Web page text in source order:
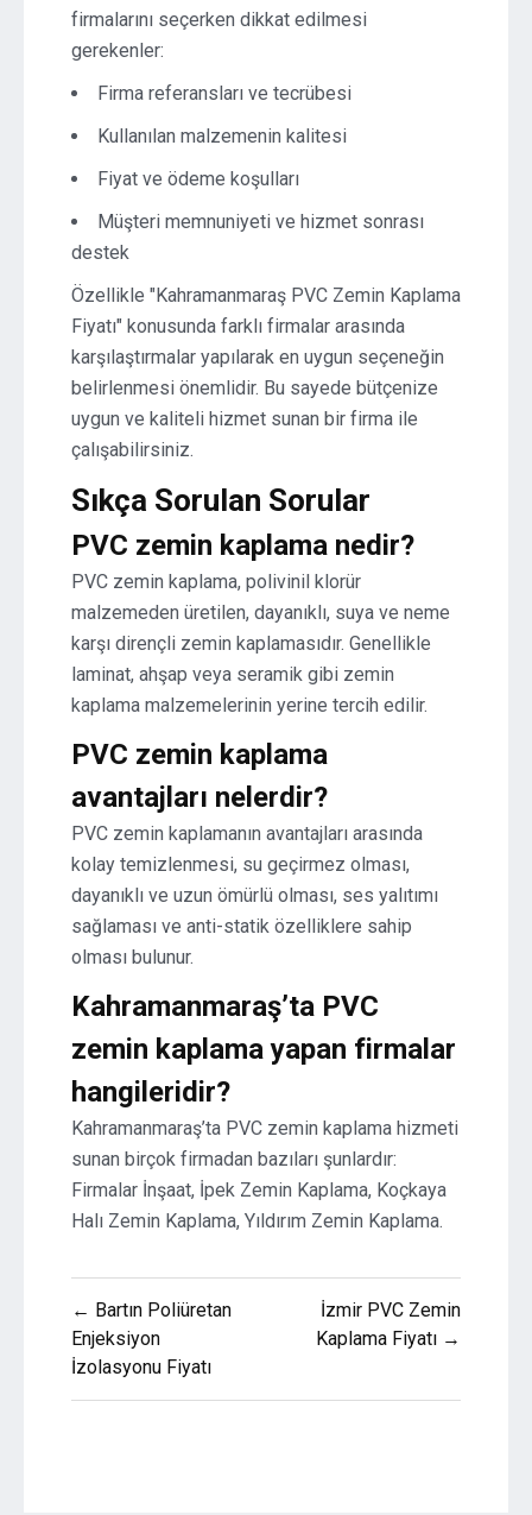
firmalarını seçerken dikkat edilmesi
gerekenler:
Firma referansları ve tecrübesi
Kullanılan malzemenin kalitesi
Fiyat ve ödeme koşulları
Müşteri memnuniyeti ve hizmet sonrası
destek
Özellikle "Kahramanmaraş PVC Zemin Kaplama
Fiyatı" konusunda farklı firmalar arasında
karşılaştırmalar yapılarak en uygun seçeneğin
belirlenmesi önemlidir. Bu sayede bütçenize
uygun ve kaliteli hizmet sunan bir firma ile
çalışabilirsiniz.
Sıkça Sorulan Sorular
PVC zemin kaplama nedir?
PVC zemin kaplama, polivinil klorür
malzemeden üretilen, dayanıklı, suya ve neme
karşı dirençli zemin kaplamasıdır. Genellikle
laminat, ahşap veya seramik gibi zemin
kaplama malzemelerinin yerine tercih edilir.
PVC zemin kaplama
avantajları nelerdir?
PVC zemin kaplamanın avantajları arasında
kolay temizlenmesi, su geçirmez olması,
dayanıklı ve uzun ömürlü olması, ses yalıtımı
sağlaması ve anti-statik özelliklere sahip
olması bulunur.
Kahramanmaraş’ta PVC
zemin kaplama yapan firmalar
hangileridir?
Kahramanmaraş’ta PVC zemin kaplama hizmeti
sunan birçok firmadan bazıları şunlardır:
Firmalar İnşaat, İpek Zemin Kaplama, Koçkaya
Halı Zemin Kaplama, Yıldırım Zemin Kaplama.
Yazı
gezinmesi
← Bartın Poliüretan
Enjeksiyon
İzolasyonu Fiyatı
İzmir PVC Zemin
Kaplama Fiyatı →